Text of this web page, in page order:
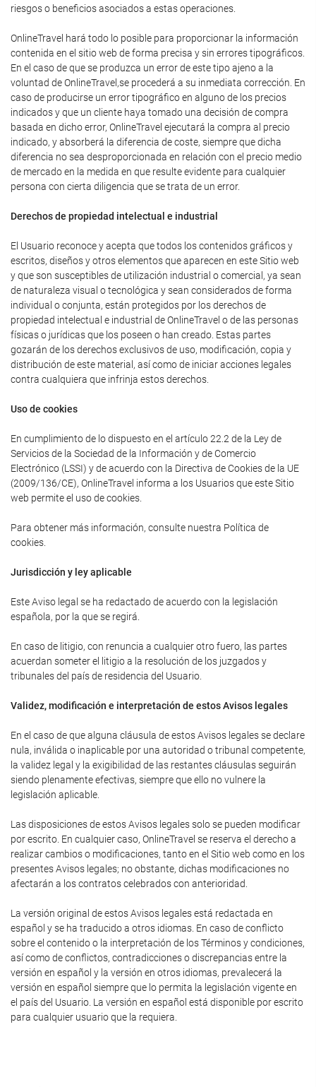
riesgos o beneficios asociados a estas operaciones.
OnlineTravel hará todo lo posible para proporcionar la información
contenida en el sitio web de forma precisa y sin errores tipográficos.
En el caso de que se produzca un error de este tipo ajeno a la
voluntad de OnlineTravel,se procederá a su inmediata corrección. En
caso de producirse un error tipográfico en alguno de los precios
indicados y que un cliente haya tomado una decisión de compra
basada en dicho error, OnlineTravel ejecutará la compra al precio
indicado, y absorberá la diferencia de coste, siempre que dicha
diferencia no sea desproporcionada en relación con el precio medio
de mercado en la medida en que resulte evidente para cualquier
persona con cierta diligencia que se trata de un error.
Derechos de propiedad intelectual e industrial
El Usuario reconoce y acepta que todos los contenidos gráficos y
escritos, diseños y otros elementos que aparecen en este Sitio web
y que son susceptibles de utilización industrial o comercial, ya sean
de naturaleza visual o tecnológica y sean considerados de forma
individual o conjunta, están protegidos por los derechos de
propiedad intelectual e industrial de OnlineTravel o de las personas
físicas o jurídicas que los poseen o han creado. Estas partes
gozarán de los derechos exclusivos de uso, modificación, copia y
distribución de este material, así como de iniciar acciones legales
contra cualquiera que infrinja estos derechos.
Uso de cookies
En cumplimiento de lo dispuesto en el artículo 22.2 de la Ley de
Servicios de la Sociedad de la Información y de Comercio
Electrónico (LSSI) y de acuerdo con la Directiva de Cookies de la UE
(2009/136/CE), OnlineTravel informa a los Usuarios que este Sitio
web permite el uso de cookies.
Para obtener más información, consulte nuestra Política de
cookies.
Jurisdicción y ley aplicable
Este Aviso legal se ha redactado de acuerdo con la legislación
española, por la que se regirá.
En caso de litigio, con renuncia a cualquier otro fuero, las partes
acuerdan someter el litigio a la resolución de los juzgados y
tribunales del país de residencia del Usuario.
Validez, modificación e interpretación de estos Avisos legales
En el caso de que alguna cláusula de estos Avisos legales se declare
nula, inválida o inaplicable por una autoridad o tribunal competente,
la validez legal y la exigibilidad de las restantes cláusulas seguirán
siendo plenamente efectivas, siempre que ello no vulnere la
legislación aplicable.
Las disposiciones de estos Avisos legales solo se pueden modificar
por escrito. En cualquier caso, OnlineTravel se reserva el derecho a
realizar cambios o modificaciones, tanto en el Sitio web como en los
presentes Avisos legales; no obstante, dichas modificaciones no
afectarán a los contratos celebrados con anterioridad.
La versión original de estos Avisos legales está redactada en
español y se ha traducido a otros idiomas. En caso de conflicto
sobre el contenido o la interpretación de los Términos y condiciones,
así como de conflictos, contradicciones o discrepancias entre la
versión en español y la versión en otros idiomas, prevalecerá la
versión en español siempre que lo permita la legislación vigente en
el país del Usuario. La versión en español está disponible por escrito
para cualquier usuario que la requiera.